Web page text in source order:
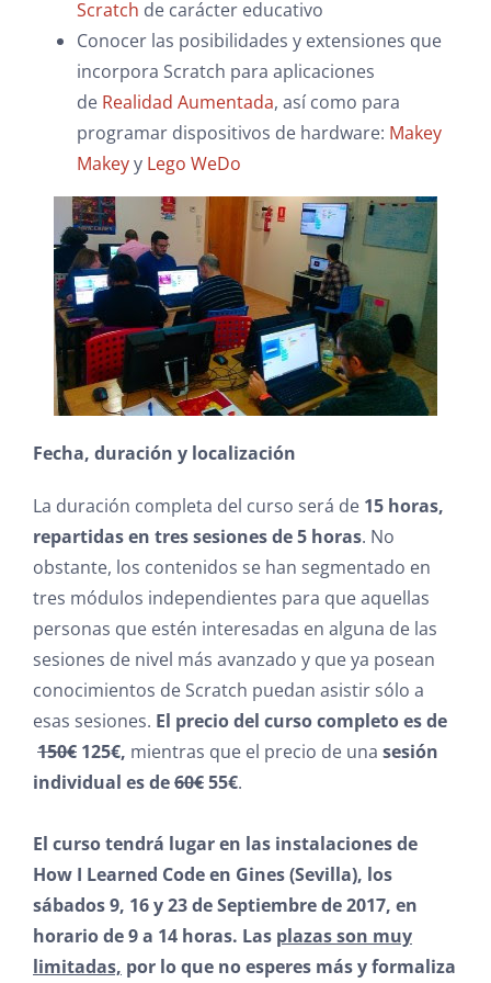
Scratch de carácter educativo
Conocer las posibilidades y extensiones que
incorpora Scratch para aplicaciones
de Realidad Aumentada, así como para
programar dispositivos de hardware: Makey
Makeyy Lego WeDo
Fecha, duración y localización
La duración completa del curso será de 15 horas,
repartidas en tres sesiones de 5 horas. No
obstante, los contenidos se han segmentado en
tres módulos independientes para que aquellas
personas que estén interesadas en alguna de las
sesiones de nivel más avanzado y que ya posean
conocimientos de Scratch puedan asistir sólo a
esas sesiones. El precio del curso completo es de
150€ 125€, mientras que el precio de una sesión
individual es de60€55€.
El curso tendrá lugar en las instalaciones de
How I Learned Code en Gines (Sevilla), los
sábados 9, 16 y 23 de Septiembre de 2017, en
horario de 9 a 14 horas. Las plazas son muy
limitadas, por lo que no esperes más y formaliza